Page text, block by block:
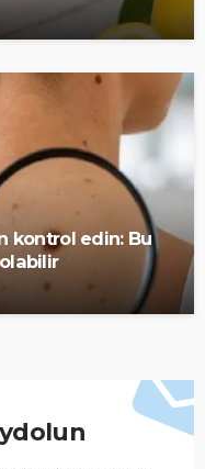
kontrol edin: Bu